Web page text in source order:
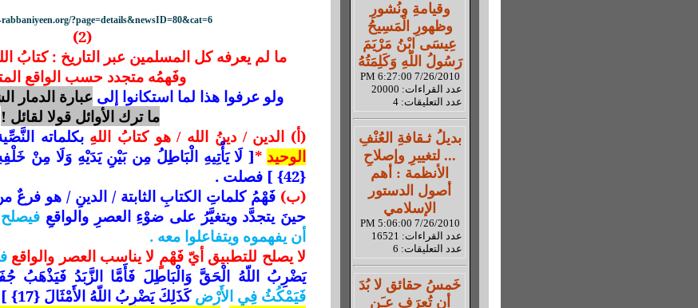
وقيامةِ ونُشورِ
وظهورِ الْمَسِيحُ
عِيسَى ابْنُ مَرْيَمَ
رَسُولُ اللّهِ وَكَلِمَتُهُ
7/26/2010 6:27:00 PM
عدد القراءات: 20000
عدد التعليقات: 4
بديلُ ثـقافةِ العُنْفِ
... لتغييرِ وإصلاحِ
الأنظمة : أهم
أصول الدستور
الإسلامي
7/26/2010 5:06:00 PM
عدد القراءات: 16521
عدد التعليقات: 6
خَمسُ حقائق لا بُدَ
أن تُعرَف عـَن
?page=details&newsID=80&cat=6
(2)
ما لم يعرفه كل المسلمين عبر التاريخ : كتابُ
وفَهمُه متجدد حسب الواقع
ولو عرفوا هذا لما استكانوا إلىعبارة الدمار
ما ترك الأوائل قولا لقائل !
(أ)
الدين/دينُ الله/هو كتابُ اللهِ بكلماته
الوحيد *[ لَا يَأْتِيهِ الْبَاطِلُ مِن بَيْنِ يَدَيْهِ وَلَا مِنْ
{42} ] فصلت .
(ب) فَهْمُ كلماتِ الكتابِ الثابتة / الدينِ / هو فرعٌ
حينَ يتجدَّد ويتغيَّرُ على ضوْءِ العصرِ والواقعِ
أن يفهموه ويتفاعلوا معه .
لا يصلح للتطبيق أيّ فَهْمٍ لا يناسب العصر والواقع
يَضْرِبُ اللّهُ الْحَقَّ وَالْبَاطِلَ فَأَمَّا الزَّبَدُ فَيَذْهَبُ
فَيَمْكُثُ فِي الأَرْضِ كَذَلِكَ يَضْرِبُ اللّهُ الأَمْثَالَ {17} ] الرعد .